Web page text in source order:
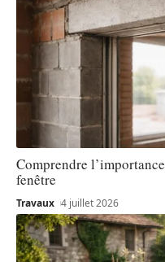
Comprendre
fenêtre
Travaux 4 juillet 2026